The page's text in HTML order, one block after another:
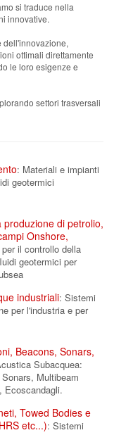
si traduce nella
innovative.
dell'innovazione,
ottimali direttamente
le loro esigenze e
settori trasversali
: Materiali e impianti
geotermici
di petrolio,
Onshore,
il controllo della
geotermici per
industriali: Sistemi
per l'industria e per
Beacons, Sonars,
Subacquea:
Multibeam
Ecoscandagli.
Towed Bodies e
etc...): Sistemi